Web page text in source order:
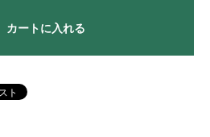
カートに入れる